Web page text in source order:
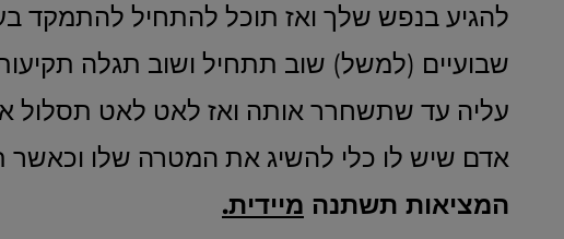
להגיע בנפש שלך ואז תוכל להתחיל להתמקד
שבועיים (למשל) שוב תתחיל ושוב תגלה
עליה עד שתשחרר אותה ואז לאט לאט תסלול
אדם שיש לו כלי להשיג את המטרה שלו
המציאות תשתנה מיידית.